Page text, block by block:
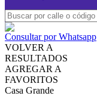
Consultar por Whatsapp
VOLVER A
RESULTADOS
AGREGAR A
FAVORITOS
Casa Grande